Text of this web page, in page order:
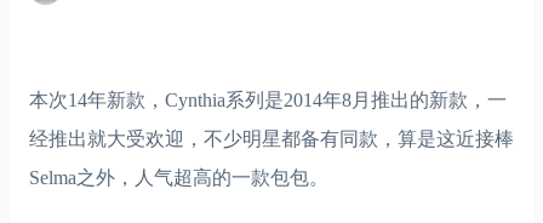
本次14年新款，Cynthia系列是2014年8月推出的新款，一
经推出就大受欢迎，不少明星都备有同款，算是这近接棒
Selma之外，人气超高的一款包包。